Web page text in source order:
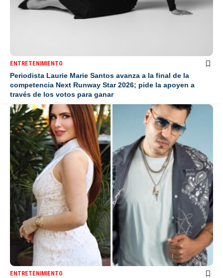
ENTRETENIMIENTO
Periodista Laurie Marie Santos avanza a la final de la
competencia Next Runway Star 2026; pide la apoyen a
través de los votos para ganar
ENTRETENIMIENTO